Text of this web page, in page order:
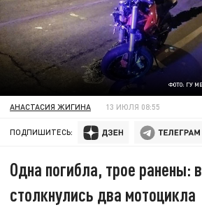
ФОТО: ГУ
АНАСТАСИЯ ЖИГИНА 13 ИЮЛЯ 08:55
ПОДПИШИТЕСЬ:
Одна погибла, трое ранены:
столкнулись два мотоцикла